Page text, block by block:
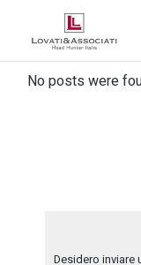
No posts were
Desidero inviare